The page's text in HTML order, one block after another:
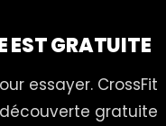
EST GRATUITE
essayer. CrossFit
gratuite